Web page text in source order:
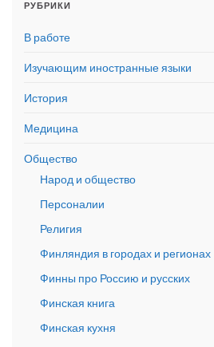
РУБРИКИ
В работе
Изучающим иностранные языки
История
Медицина
Общество
Народ и общество
Персоналии
Религия
Финляндия в городах и регионах
Финны про Россию и русских
Финская книга
Финская кухня